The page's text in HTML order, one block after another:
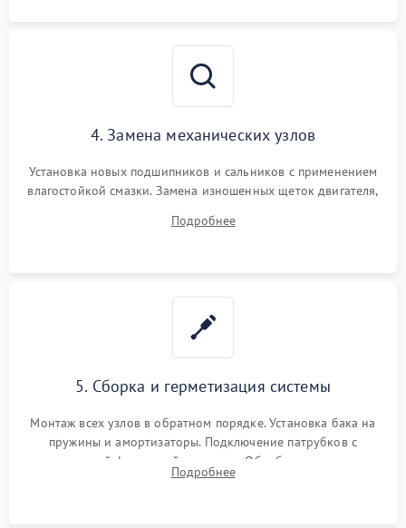
4. Замена механических узлов
Установка новых подшипников и сальников с применением
влагостойкой смазки. Замена изношенных щеток двигателя,
или поврежденной резиновой манжеты.
Подробнее
5. Сборка и герметизация системы
Монтаж всех узлов в обратном порядке. Установка бака на
пружины и амортизаторы. Подключение патрубков с
надежной фиксацией хомутами. Обработка стыков
герметиком для предотвращения возможных протечек воды.
Подробнее